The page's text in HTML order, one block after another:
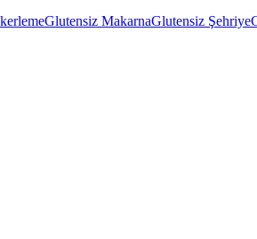
Glutensiz MakarnaGlutensiz Şehriye